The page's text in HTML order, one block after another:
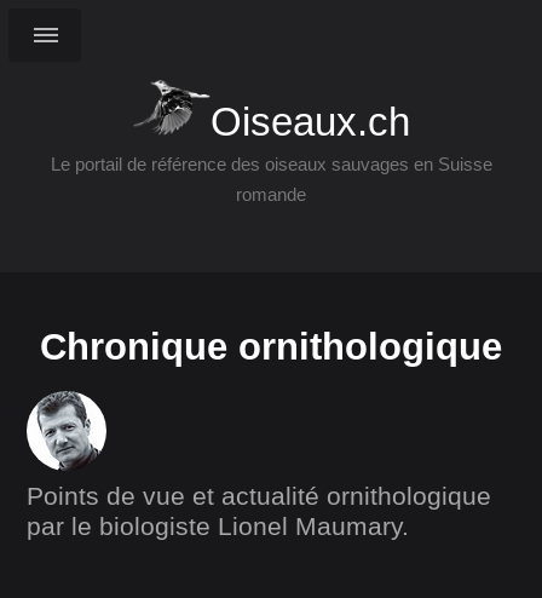
Oiseaux.ch
Le portail de référence des oiseaux sauvages en Suisse
romande
Chronique ornithologique
Points de vue et actualité ornithologique
par le biologiste Lionel Maumary.